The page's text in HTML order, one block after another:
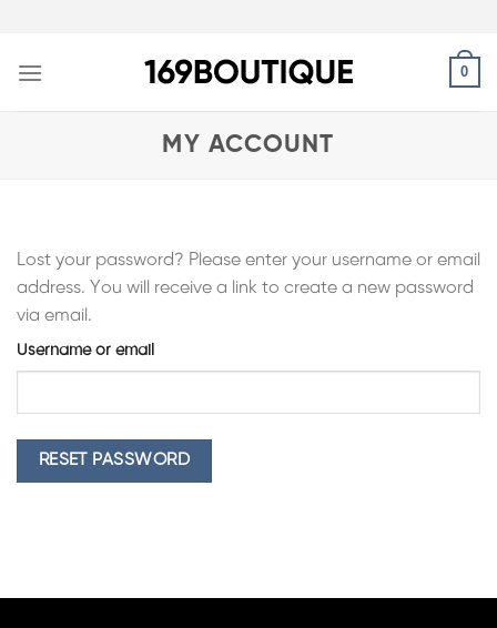
content
0
MY ACCOUNT
Lost your password? Please enter your username or email
address. You will receive a link to create a new password
via email.
Username or email
RESET PASSWORD